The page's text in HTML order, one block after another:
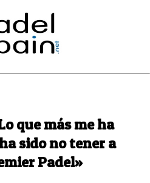
que más me ha
sido no tener a
Padel»